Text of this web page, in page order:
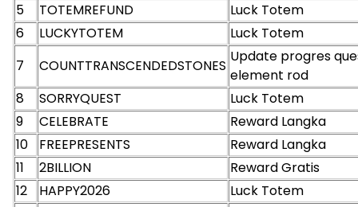
5
TOTEMREFUND
Luck Totem
6
LUCKYTOTEM
Luck Totem
7
COUNTTRANSCENDEDSTONES
Update progres
element rod
8
SORRYQUEST
Luck Totem
9
CELEBRATE
Reward Langka
10
FREEPRESENTS
Reward Langka
11
2BILLION
Reward Gratis
12
HAPPY2026
Luck Totem